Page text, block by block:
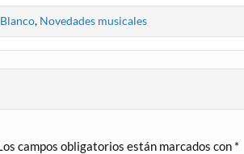
, Novedades musicales
campos obligatorios están marcados con *